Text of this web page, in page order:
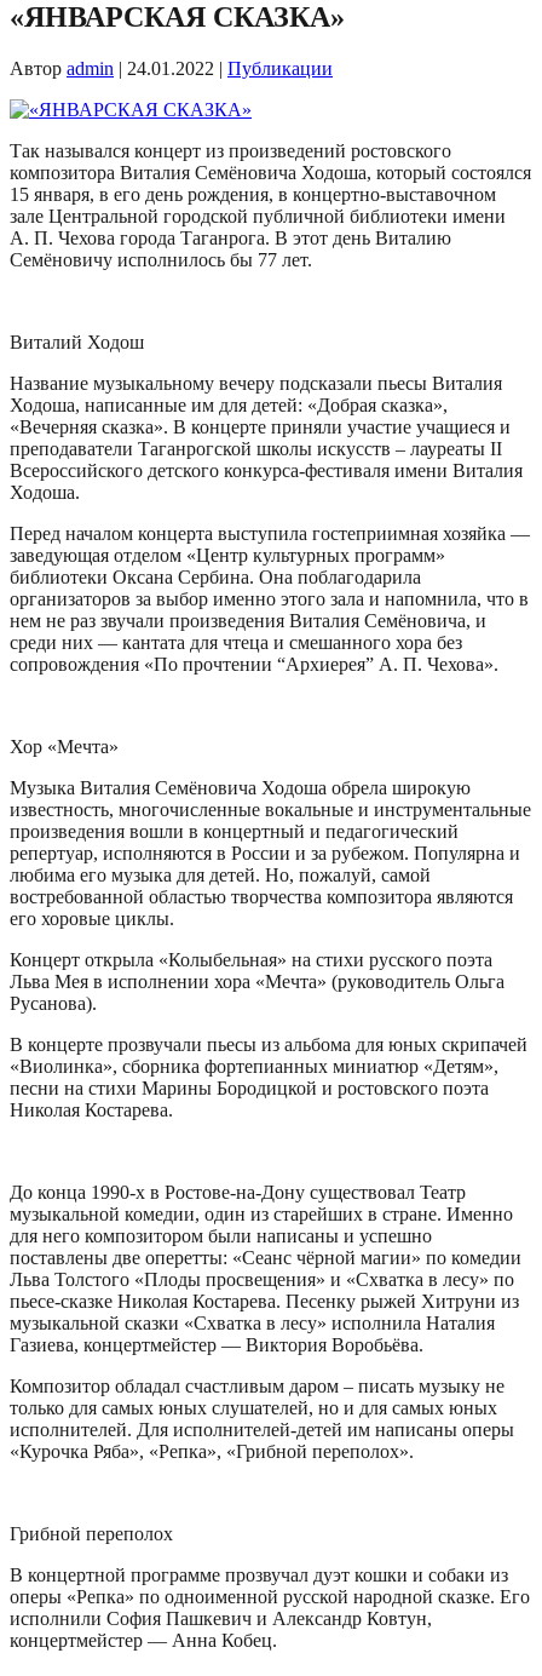
«ЯНВАРСКАЯ СКАЗКА»
Автор admin | 24.01.2022 | Публикации
Так назывался концерт из произведений ростовского
композитора Виталия Семёновича Ходоша, который состоялся
15 января, в его день рождения, в концертно-выставочном
зале Центральной городской публичной библиотеки имени
А. П. Чехова города Таганрога. В этот день Виталию
Семёновичу исполнилось бы 77 лет.
Виталий Ходош
Название музыкальному вечеру подсказали пьесы Виталия
Ходоша, написанные им для детей: «Добрая сказка»,
«Вечерняя сказка». В концерте приняли участие учащиеся и
преподаватели Таганрогской школы искусств – лауреаты II
Всероссийского детского конкурса-фестиваля имени Виталия
Ходоша.
Перед началом концерта выступила гостеприимная хозяйка —
заведующая отделом «Центр культурных программ»
библиотеки Оксана Сербина. Она поблагодарила
организаторов за выбор именно этого зала и напомнила, что в
нем не раз звучали произведения Виталия Семёновича, и
среди них — кантата для чтеца и смешанного хора без
сопровождения «По прочтении “Архиерея” А. П. Чехова».
Хор «Мечта»
Музыка Виталия Семёновича Ходоша обрела широкую
известность, многочисленные вокальные и инструментальные
произведения вошли в концертный и педагогический
репертуар, исполняются в России и за рубежом. Популярна и
любима его музыка для детей. Но, пожалуй, самой
востребованной областью творчества композитора являются
его хоровые циклы.
Концерт открыла «Колыбельная» на стихи русского поэта
Льва Мея в исполнении хора «Мечта» (руководитель Ольга
Русанова).
В концерте прозвучали пьесы из альбома для юных скрипачей
«Виолинка», сборника фортепианных миниатюр «Детям»,
песни на стихи Марины Бородицкой и ростовского поэта
Николая Костарева.
До конца 1990-х в Ростове-на-Дону существовал Театр
музыкальной комедии, один из старейших в стране. Именно
для него композитором были написаны и успешно
поставлены две оперетты: «Сеанс чёрной магии» по комедии
Льва Толстого «Плоды просвещения» и «Схватка в лесу» по
пьесе-сказке Николая Костарева. Песенку рыжей Хитруни из
музыкальной сказки «Схватка в лесу» исполнила Наталия
Газиева, концертмейстер — Виктория Воробьёва.
Композитор обладал счастливым даром – писать музыку не
только для самых юных слушателей, но и для самых юных
исполнителей. Для исполнителей-детей им написаны оперы
«Курочка Ряба», «Репка», «Грибной переполох».
Грибной переполох
В концертной программе прозвучал дуэт кошки и собаки из
оперы «Репка» по одноименной русской народной сказке. Его
исполнили София Пашкевич и Александр Ковтун,
концертмейстер — Анна Кобец.